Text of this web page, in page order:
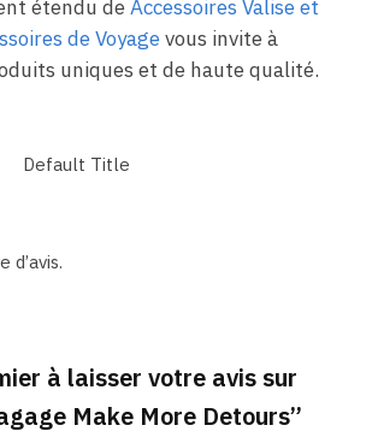
étendu deAccessoires Valise et
de Voyagevous invite à
uniques et de haute qualité.
Default Title
d’avis.
à laisser votre avis sur
Make More Detours”